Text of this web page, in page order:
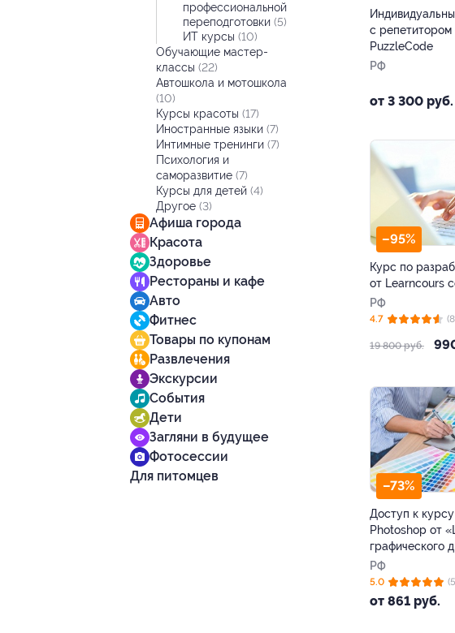
Афиша города
Красота
Здоровье
Рестораны и кафе
Обучающие мастер-
классы (22)
Автошкола и мотошкола
(10)
профессиональной
переподготовки (5)
ИТ курсы (10)
Курсы красоты (17)
Иностранные языки (7)
Интимные тренинги (7)
Психология и
саморазвитие (7)
Курсы для детей (4)
Другое (3)
Авто
Фитнес
Товары по купонам
Развлечения
Экскурсии
События
Дети
Загляни в будущее
Фотосессии
Для питомцев
с репетитором
PuzzleCode
РФ
от 3 300 руб.
–95%
Курс по
от Learncours
РФ
19 800 руб.
4.7
–73%
Доступ к
Photoshop от
графического
РФ
от 861 руб.
5.0